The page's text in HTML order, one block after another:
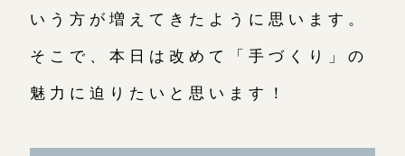
いう方が増えてきたように思います。
そこで、本日は改めて「手づくり」の
魅力に迫りたいと思います！